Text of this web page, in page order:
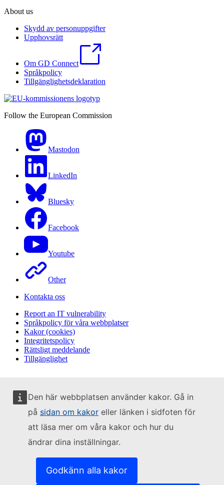
Den här webbplatsen använder kakor. Gå in
på sidan om kakor eller länken i sidfoten för
att läsa mer om våra kakor och hur du
ändrar dina inställningar.
Godkänn alla kakor
About us
Skydd av personuppgifter
Upphovsrätt
Om GD Connect
Språkpolicy
Tillgänglighetsdeklaration
Follow the European Commission
Mastodon
LinkedIn
Bluesky
Facebook
Youtube
Other
Kontakta oss
Report an IT vulnerability
Språkpolicy för våra webbplatser
Kakor (cookies)
Integritetspolicy
Rättsligt meddelande
Tillgänglighet